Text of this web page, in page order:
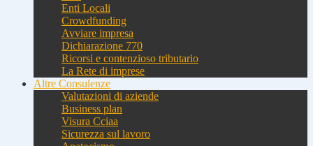
Enti Locali
Crowdfunding
Avviare impresa
Dichiarazione 770
Ricorsi e contenzioso tributario
La Rete di imprese
Altre Consulenze
Valutazioni di aziende
Business plan
Visura Cciaa
Sicurezza sul lavoro